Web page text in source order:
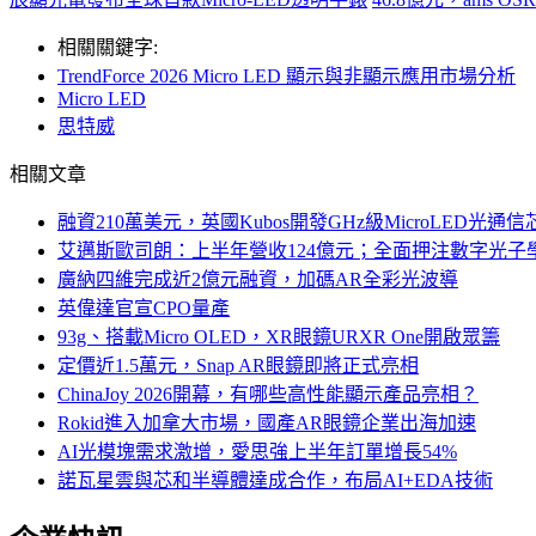
相關關鍵字:
TrendForce 2026 Micro LED 顯示與非顯示應用市場分析
Micro LED
思特威
相關文章
融資210萬美元，英國Kubos開發GHz級MicroLED光通信
艾邁斯歐司朗：上半年營收124億元；全面押注數字光子
廣納四維完成近2億元融資，加碼AR全彩光波導
英偉達官宣CPO量產
93g、搭載Micro OLED，XR眼鏡URXR One開啟眾籌
定價近1.5萬元，Snap AR眼鏡即將正式亮相
ChinaJoy 2026開幕，有哪些高性能顯示產品亮相？
Rokid進入加拿大市場，國產AR眼鏡企業出海加速
AI光模塊需求激增，愛思強上半年訂單增長54%
諾瓦星雲與芯和半導體達成合作，布局AI+EDA技術